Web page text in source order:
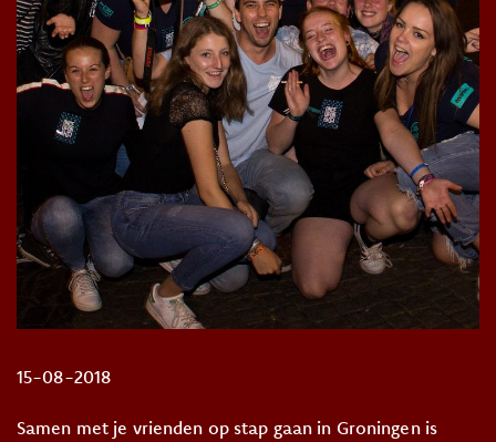
15-08-2018
Samen met je vrienden op stap gaan in Groningen is